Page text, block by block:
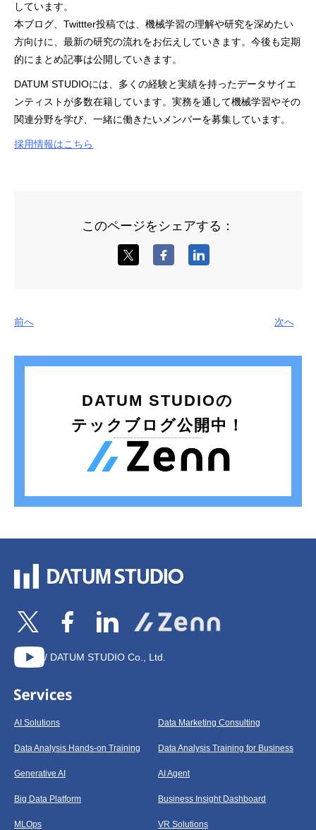
しています。
本ブログ、Twittter投稿では、機械学習の理解や研究を深めたい
方向けに、最新の研究の流れをお伝えしていきます。今後も定期
的にまとめ記事は公開していきます。
DATUM STUDIOには、多くの経験と実績を持ったデータサイエ
ンティストが多数在籍しています。実務を通して機械学習やその
関連分野を学び、一緒に働きたいメンバーを募集しています。
採用情報はこちら
このページをシェアする：
前へ 次へ
DATUM STUDIOの
テックブログ公開中！
/ DATUM STUDIO Co., Ltd.
AI Solutions Data Marketing Consulting
Data Analysis Hands-on Training Data Analysis Training for Business
Generative AI AI Agent
Big Data Platform Business Insight Dashboard
MLOps VR Solutions